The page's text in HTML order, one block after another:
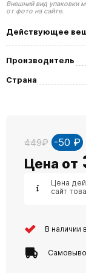
Внешний вид упаковки
от фото на сайте.
Действующее
Производитель
Страна
449₽ -50 ₽
Цена от
Цена
сайт
В наличии